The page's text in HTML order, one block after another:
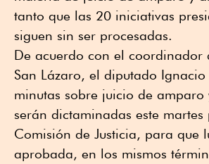
tanto que las 20 iniciativas
siguen sin ser procesadas.
De acuerdo con el coordinador
San Lázaro, el diputado
minutas sobre juicio de amparo
serán dictaminadas este martes
Comisión de Justicia, para que
aprobada, en los mismos